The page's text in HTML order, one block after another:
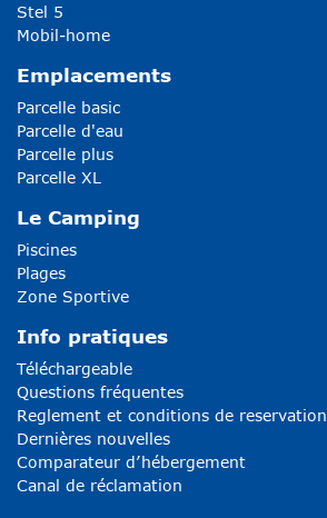
Stel 5
Mobil-home
Emplacements
Parcelle basic
Parcelle d'eau
Parcelle plus
Parcelle XL
Le Camping
Piscines
Plages
Zone Sportive
Info pratiques
Téléchargeable
Questions fréquentes
Reglement et conditions de reservation
Dernières nouvelles
Comparateur d’hébergement
Canal de réclamation